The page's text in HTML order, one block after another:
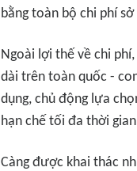
bằng toàn bộ chi phí
Ngoài lợi thế về chi
dài trên toàn quốc -
dụng, chủ động lựa
hạn chế tối đa thời
Càng được khai thác